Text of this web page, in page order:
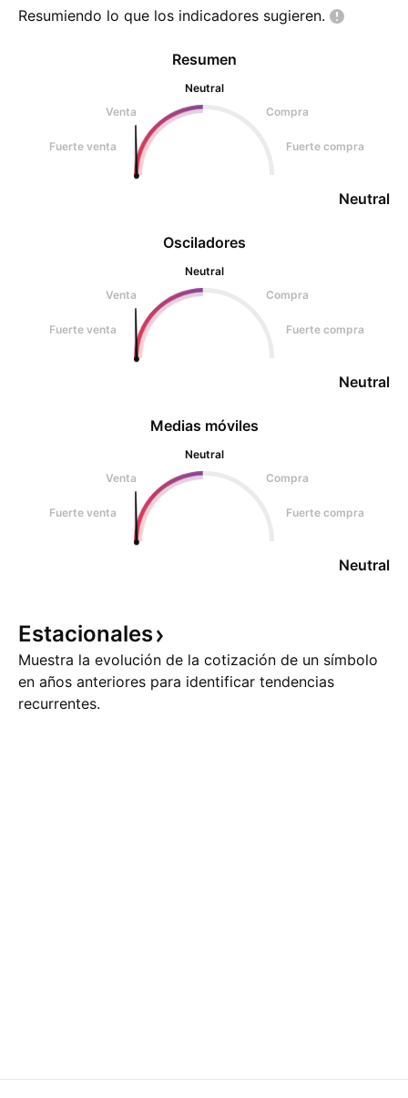
Resumiendo lo que los indicadores sugieren.
Osciladores
Neutral
Venta
Compra
Fuerte venta Fuerte compra
Neutral
Resumen
Neutral
Venta
Compra
Fuerte venta Fuerte compra
Neutral
Medias móviles
Neutral
Venta
Compra
Fuerte venta Fuerte compra
Neutral
Estacionales
Muestra la evolución de la cotización de un símbolo
en años anteriores para identificar tendencias
recurrentes.